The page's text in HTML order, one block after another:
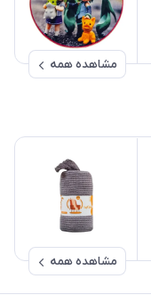
مشاهده همه
مشاهده همه